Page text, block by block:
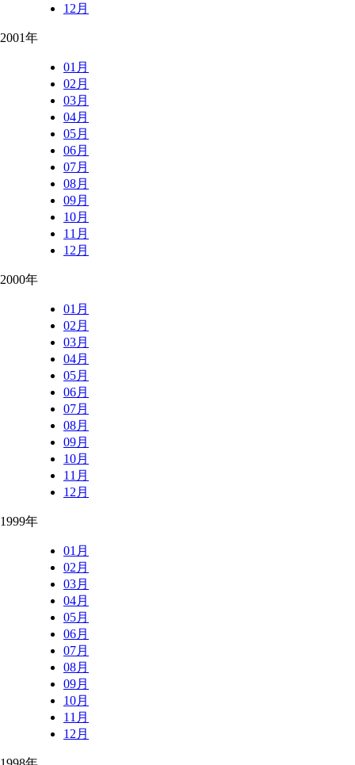
12月
2001年
01月
02月
03月
04月
05月
06月
07月
08月
09月
10月
11月
12月
2000年
01月
02月
03月
04月
05月
06月
07月
08月
09月
10月
11月
12月
1999年
01月
02月
03月
04月
05月
06月
07月
08月
09月
10月
11月
12月